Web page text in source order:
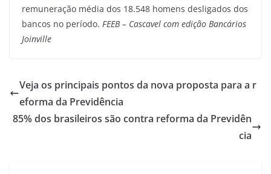
remuneração média dos 18.548 homens desligados dos
bancos no período. FEEB – Cascavel com edição Bancários
Joinville
Veja os principais pontos da nova proposta para a r
eforma da Previdência
85% dos brasileiros são contra reforma da Previdên
cia